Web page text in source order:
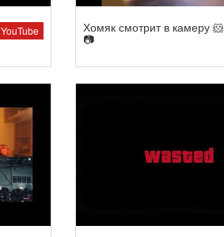
YouTube Хомяк смотрит в камеру 🐹
📷